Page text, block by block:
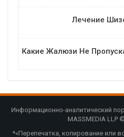
Лечение
Какие Жалюзи Не
Информационно-аналитический
MASSMEDIA LLP
*«Перепечатка, копирование или